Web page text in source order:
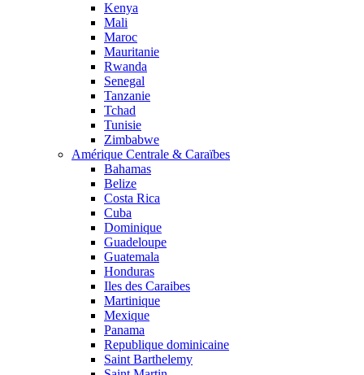
Kenya
Mali
Maroc
Mauritanie
Rwanda
Senegal
Tanzanie
Tchad
Tunisie
Zimbabwe
Amérique Centrale & Caraïbes
Bahamas
Belize
Costa Rica
Cuba
Dominique
Guadeloupe
Guatemala
Honduras
Iles des Caraibes
Martinique
Mexique
Panama
Republique dominicaine
Saint Barthelemy